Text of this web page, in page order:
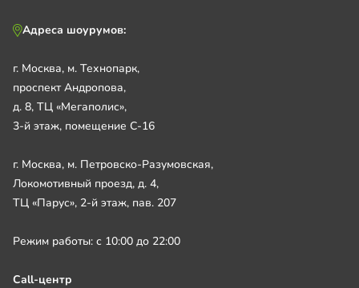
Адреса шоурумов:
г. Москва, м. Технопарк,
проспект Андропова,
д. 8, ТЦ «Мегаполис»,
3-й этаж, помещение С-16
г. Москва, м. Петровско-Разумовская,
Локомотивный проезд, д. 4,
ТЦ «Парус», 2-й этаж, пав. 207
Режим работы: с 10:00 до 22:00
Call-центр